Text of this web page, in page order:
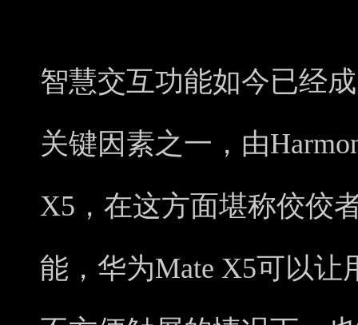
智慧交互功能如今已经
关键因素之一，由
X5，在这方面堪称佼佼
能，华为Mate X5可以